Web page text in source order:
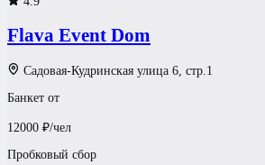
Flava Event Dom
Садовая-Кудринская улица 6, стр.1
Банкет от
12000 ₽/чел
Пробковый сбор